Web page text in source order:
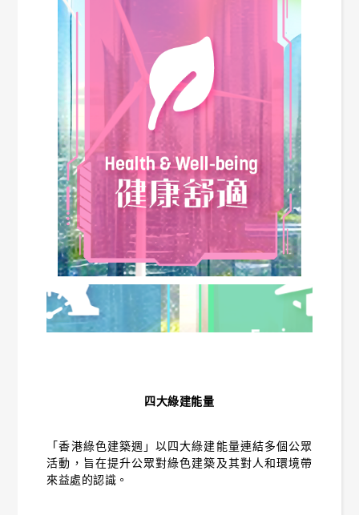
四大綠建能量
「香港綠色建築週」以四大綠建能量連結多個公眾
活動，旨在提升公眾對綠色建築及其對人和環境帶
來益處的認識。